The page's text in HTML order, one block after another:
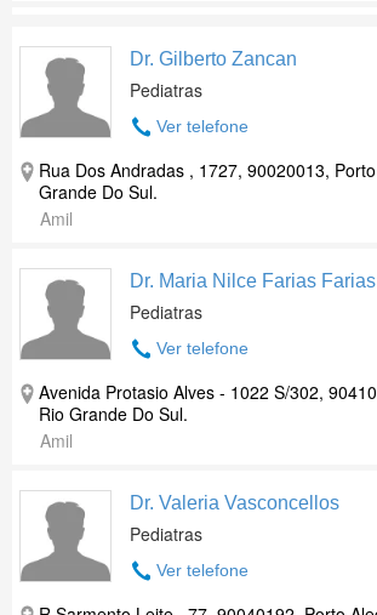
Dr. Gilberto Zancan
Pediatras
Ver telefone
Rua Dos Andradas , 1727, 90020013,
Grande Do Sul.
Amil
Dr. Maria Nilce Farias
Pediatras
Ver telefone
Avenida Protasio Alves - 1022 S/302,
Rio Grande Do Sul.
Amil
Dr. Valeria Vasconcellos
Pediatras
Ver telefone